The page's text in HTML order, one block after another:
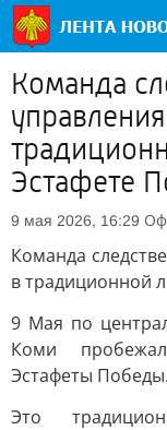
Команда
Эстафете
9 мая 2026, 16:29
Команда
в традиционной
9 Мая по
Коми
Эстафеты Победы.
Это